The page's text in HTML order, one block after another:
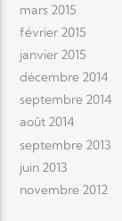
mars 2015
février 2015
janvier 2015
décembre 2014
septembre 2014
août 2014
septembre 2013
juin 2013
novembre 2012